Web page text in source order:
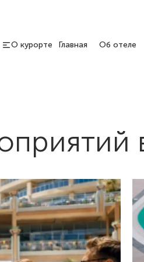
О курорте Главная Об отеле